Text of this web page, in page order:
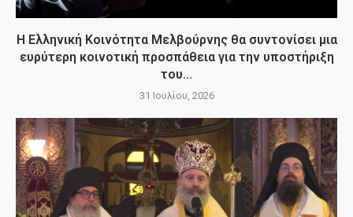
Η Ελληνική Κοινότητα Μελβούρνης θα συντονίσει μια
ευρύτερη κοινοτική προσπάθεια για την υποστήριξη
του...
31 Ιουλίου, 2026